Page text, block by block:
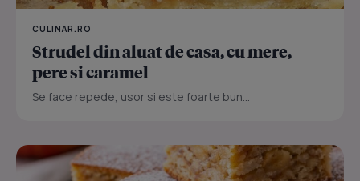
CULINAR.RO
Strudel din aluat de casa, cu mere,
pere si caramel
Se face repede, usor si este foarte bun...